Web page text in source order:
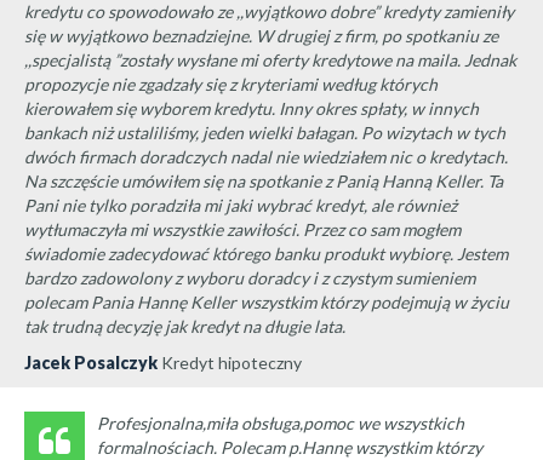
kredytu co spowodowało ze ,,wyjątkowo dobre” kredyty zamieniły
się w wyjątkowo beznadziejne. W drugiej z firm, po spotkaniu ze
,,specjalistą ”zostały wysłane mi oferty kredytowe na maila. Jednak
propozycje nie zgadzały się z kryteriami według których
kierowałem się wyborem kredytu. Inny okres spłaty, w innych
bankach niż ustaliliśmy, jeden wielki bałagan. Po wizytach w tych
dwóch firmach doradczych nadal nie wiedziałem nic o kredytach.
Na szczęście umówiłem się na spotkanie z Panią Hanną Keller. Ta
Pani nie tylko poradziła mi jaki wybrać kredyt, ale również
wytłumaczyła mi wszystkie zawiłości. Przez co sam mogłem
świadomie zadecydować którego banku produkt wybiorę. Jestem
bardzo zadowolony z wyboru doradcy i z czystym sumieniem
polecam Pania Hannę Keller wszystkim którzy podejmują w życiu
tak trudną decyzję jak kredyt na długie lata.
Jacek Posalczyk Kredyt hipoteczny
Profesjonalna,miła obsługa,pomoc we wszystkich
formalnościach. Polecam p.Hannę wszystkim którzy